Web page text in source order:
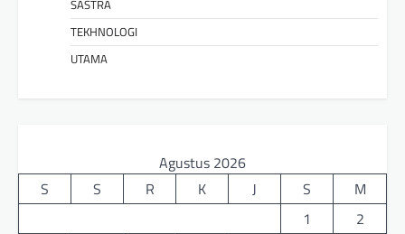
SASTRA
TEKHNOLOGI
UTAMA
Agustus 2026
S
S R K J S
M
1
2